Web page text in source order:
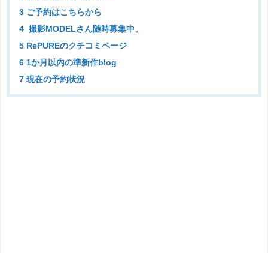
3 ご予約はこちらから
4 撮影MODELさん随時募集中。
5 RePUREのクチコミページ
6 1か月以内の準新作blog
7 現在の予約状況